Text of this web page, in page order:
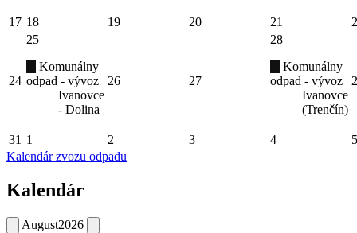
17 18 19 20 21
24
25
Komunálny
odpad - vývoz
Ivanovce
- Dolina
26 27
28
Komunálny
odpad - vývoz
Ivanovce
(Trenčín)
31 1 2 3 4
5
Kalendár zvozu odpadu
Kalendár
August2026